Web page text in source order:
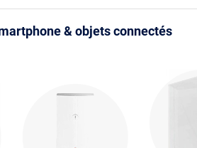
& objets connectés